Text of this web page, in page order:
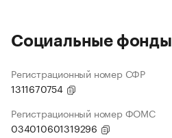
Социальные фонды
Регистрационный номер СФР
1311670754
Регистрационный номер ФОМС
034010601319296